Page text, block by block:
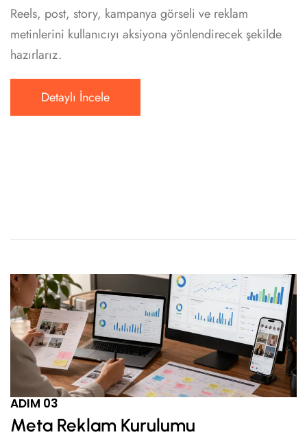
Reels, post, story, kampanya görseli ve reklam
metinlerini kullanıcıyı aksiyona yönlendirecek şekilde
hazırlarız.
Detaylı İncele
ADIM 03
Meta Reklam Kurulumu